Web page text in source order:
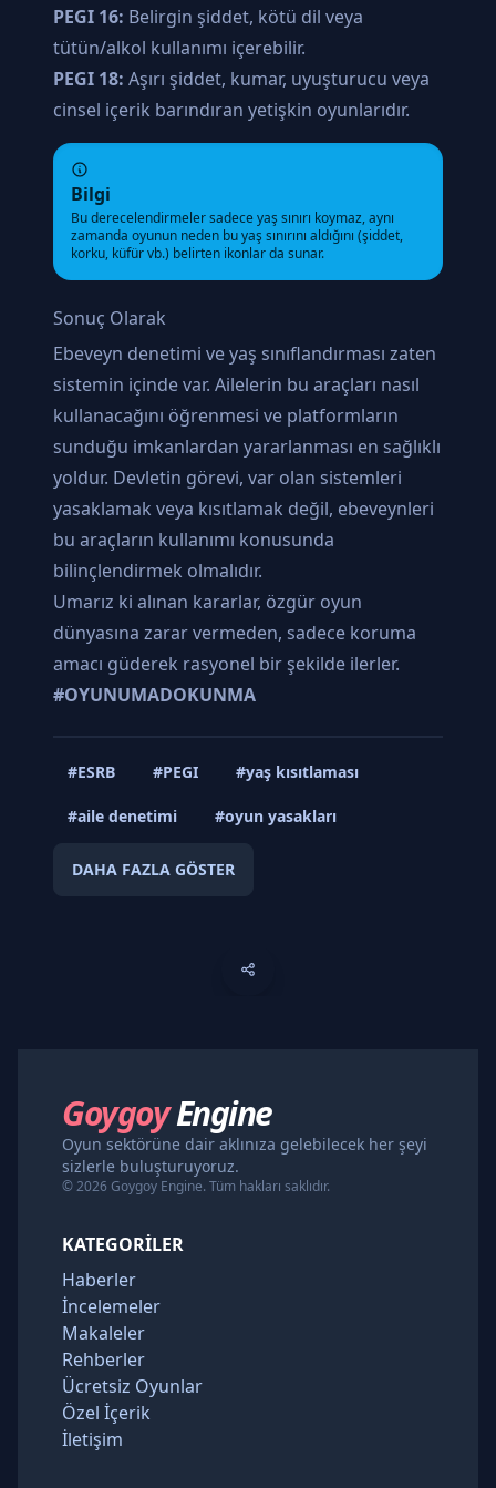
PEGI 16: Belirgin şiddet, kötü dil veya
tütün/alkol kullanımı içerebilir.
PEGI 18: Aşırı şiddet, kumar, uyuşturucu veya
cinsel içerik barındıran yetişkin oyunlarıdır.
Bilgi
Bu derecelendirmeler sadece yaş sınırı koymaz, aynı
zamanda oyunun neden bu yaş sınırını aldığını (şiddet,
korku, küfür vb.) belirten ikonlar da sunar.
Sonuç Olarak
Ebeveyn denetimi ve yaş sınıflandırması zaten
sistemin içinde var. Ailelerin bu araçları nasıl
kullanacağını öğrenmesi ve platformların
sunduğu imkanlardan yararlanması en sağlıklı
yoldur. Devletin görevi, var olan sistemleri
yasaklamak veya kısıtlamak değil, ebeveynleri
bu araçların kullanımı konusunda
bilinçlendirmek olmalıdır.
Umarız ki alınan kararlar, özgür oyun
dünyasına zarar vermeden, sadece koruma
amacı güderek rasyonel bir şekilde ilerler.
#OYUNUMADOKUNMA
#ESRB #PEGI #yaş kısıtlaması
#aile denetimi #oyun yasakları
DAHA FAZLA GÖSTER
GoygoyEngine
Oyun sektörüne dair aklınıza gelebilecek her şeyi
sizlerle buluşturuyoruz.
© 2026 Goygoy Engine. Tüm hakları saklıdır.
KATEGORILER
Haberler
İncelemeler
Makaleler
Rehberler
Ücretsiz Oyunlar
Özel İçerik
İletişim